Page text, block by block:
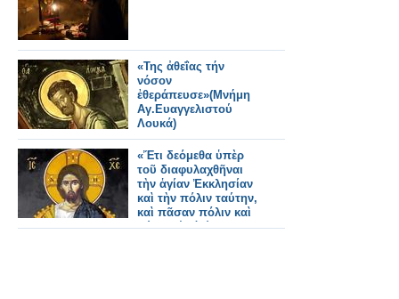
«Της ἀθεΐας τήν
νόσον
ἐθεράπευσε»(Μνήμη
Αγ.Ευαγγελιστού
Λουκά)
«Ἔτι δεόμεθα ὑπὲρ
τοῦ διαφυλαχθῆναι
τὴν ἁγίαν Ἐκκλησίαν
καὶ τὴν πόλιν ταύτην,
καὶ πᾶσαν πόλιν καὶ
χώραν ἀπὸ ὀργῆς,